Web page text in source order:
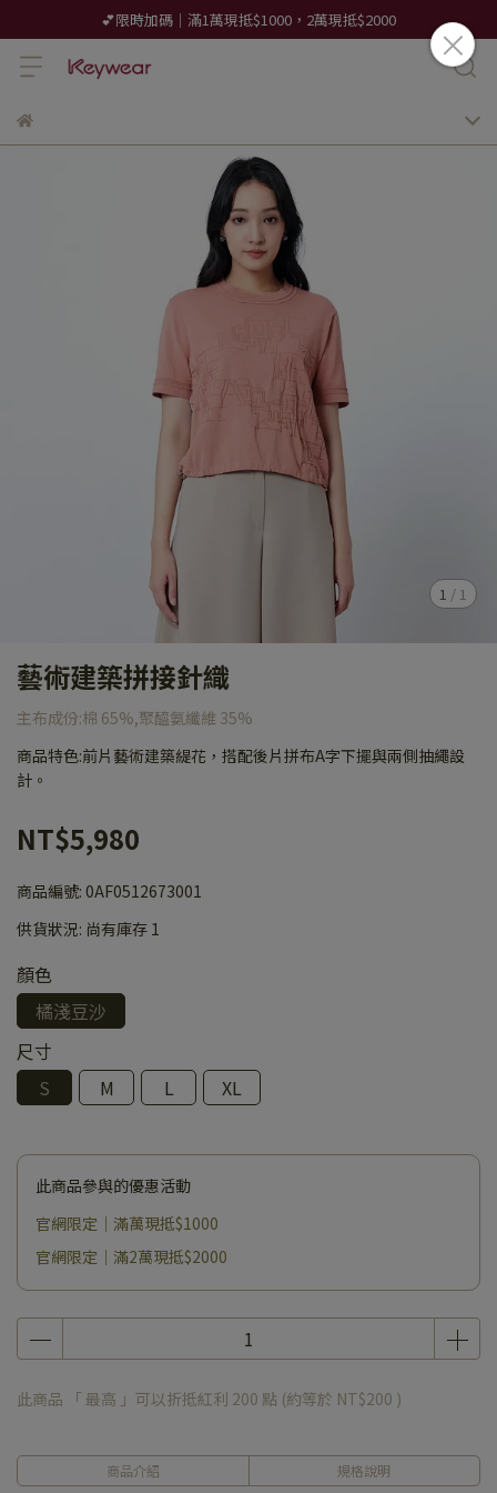
💕限時加碼｜滿1萬現抵$1000，2萬現抵$2000
1 / 1
藝術建築拼接針織
主布成份:棉 65%,聚醯氨纖維 35%
商品特色:前片藝術建築緹花，搭配後片拼布A字下擺與兩側抽繩設
計。
NT$5,980
商品編號: 0AF0512673001
供貨狀況: 尚有庫存 1
顏色
橘淺豆沙
尺寸
S
M L XL
此商品參與的優惠活動
官網限定｜滿萬現抵$1000
官網限定｜滿2萬現抵$2000
此商品 「 最高 」可以折抵紅利 200 點 (約等於 NT$200 )
商品介紹 規格說明